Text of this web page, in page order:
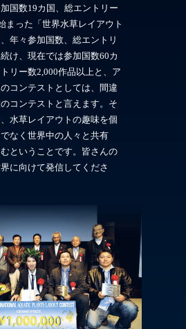
国数19カ国、総エントリー
まった「世界水草レイアウト
年々参加国数、総エントリ
け、現在では参加国数60カ
リー数2,000作品以上と、ア
コンテストとしては、間違
コンテストと言えます。そ
水草レイアウトの趣味を個
なく世界中の人々と共有
ということです。皆さんの
に向けて発信してくださ